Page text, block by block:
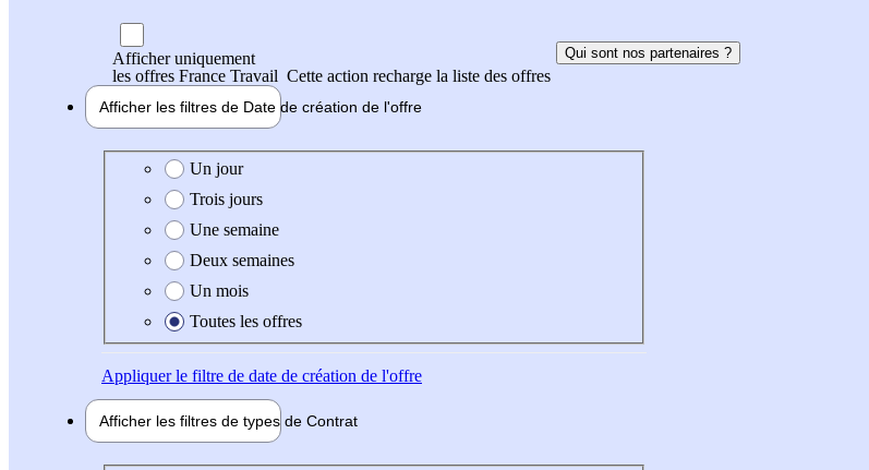
Afficher uniquement
les offres France Travail Cette action recharge la liste des offres
Qui sont nos partenaires ?
Afficher les filtres de Date de création de l'offre
Date de création de l'offre
Un jour
Trois jours
Une semaine
Deux semaines
Un mois
Toutes les offres
Appliquerle filtre de date de création de l'offre
Afficher les filtres de types de Contrat